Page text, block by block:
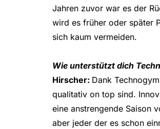
Jahren zuvor war es der
wird es früher oder später
sich kaum vermeiden.
Wie unterstützt dich
Hirscher: Dank
qualitativ on top sind.
eine anstrengende Saison
aber jeder der es schon